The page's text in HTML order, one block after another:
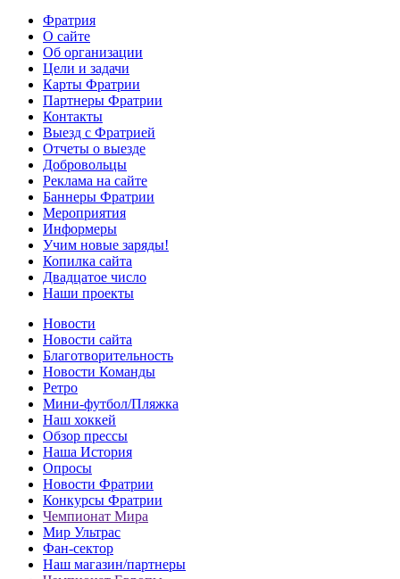
Фратрия
О сайте
Об организации
Цели и задачи
Карты Фратрии
Партнеры Фратрии
Контакты
Выезд с Фратрией
Отчеты о выезде
Добровольцы
Реклама на сайте
Баннеры Фратрии
Мероприятия
Информеры
Учим новые заряды!
Копилка сайта
Двадцатое число
Наши проекты
Новости
Новости сайта
Благотворительность
Новости Команды
Ретро
Мини-футбол/Пляжка
Наш хоккей
Обзор прессы
Наша История
Опросы
Новости Фратрии
Конкурсы Фратрии
Чемпионат Мира
Мир Ультрас
Фан-cектор
Наш магазин/партнеры